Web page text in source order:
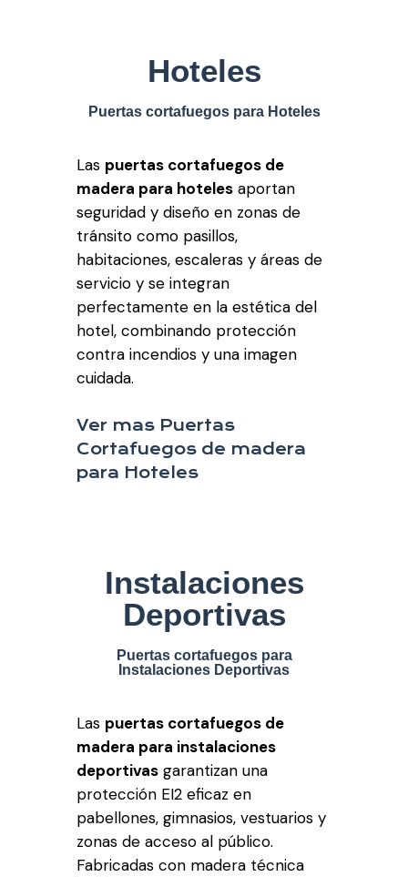
Hoteles
Puertas cortafuegos para Hoteles
Las puertas cortafuegos de
madera para hoteles aportan
seguridad y diseño en zonas de
tránsito como pasillos,
habitaciones, escaleras y áreas de
servicio y se integran
perfectamente en la estética del
hotel, combinando protección
contra incendios y una imagen
cuidada.
Ver mas Puertas
Cortafuegos de madera
para Hoteles
Instalaciones
Deportivas
Puertas cortafuegos para
Instalaciones Deportivas
Las puertas cortafuegos de
madera para instalaciones
deportivas garantizan una
protección EI2 eficaz en
pabellones, gimnasios, vestuarios y
zonas de acceso al público.
Fabricadas con madera técnica